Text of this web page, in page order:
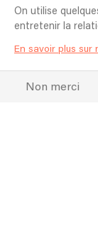
On utilise
entretenir la
En savoir plus sur
Non merci